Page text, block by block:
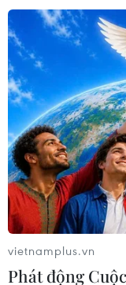
Bộ Nông
truy xuất
26/05/2026 07:22
Tỉnh Đắk Lắk hiện
diện tích và sản
đó xã Ea Drăng
riêng.
vietnamplus.vn
Phát động